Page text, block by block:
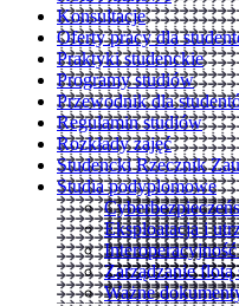
Konsultacje
Oferty pracy dla
Praktyki studenckie
Programy studiów
Przewodnik dla
Regulamin studiów
Rozkłady zajęć
Studencki Rzecznik
Studia podyplomowe
Eksploatacja i
Zarządzanie
Ważne